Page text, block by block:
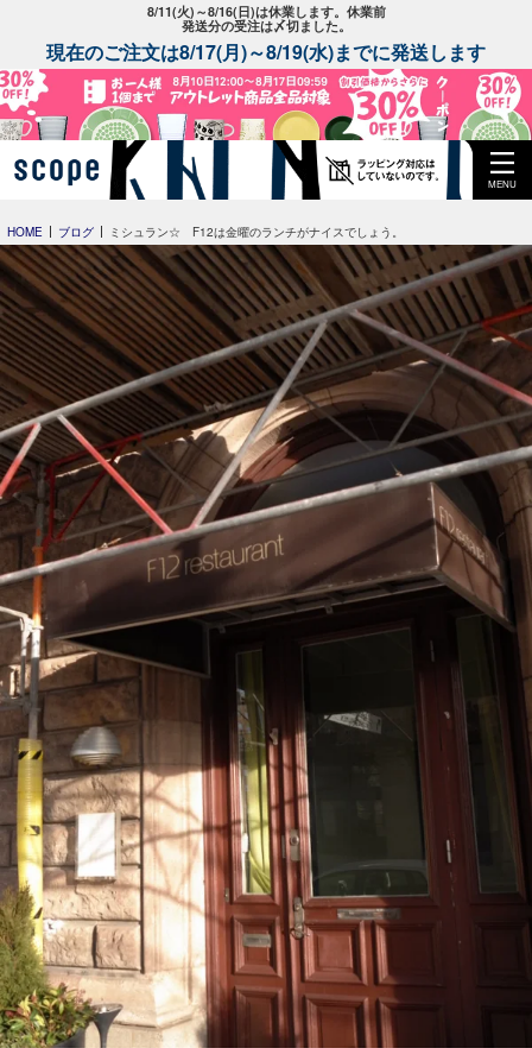
8/11(火)～8/16(日)は休業します。休業前
発送分の受注は〆切ました。
現在のご注文は8/17(月)～8/19(水)までに発送します
MENU
HOME ブログ ミシュラン☆ F12は金曜のランチがナイスでしょう。